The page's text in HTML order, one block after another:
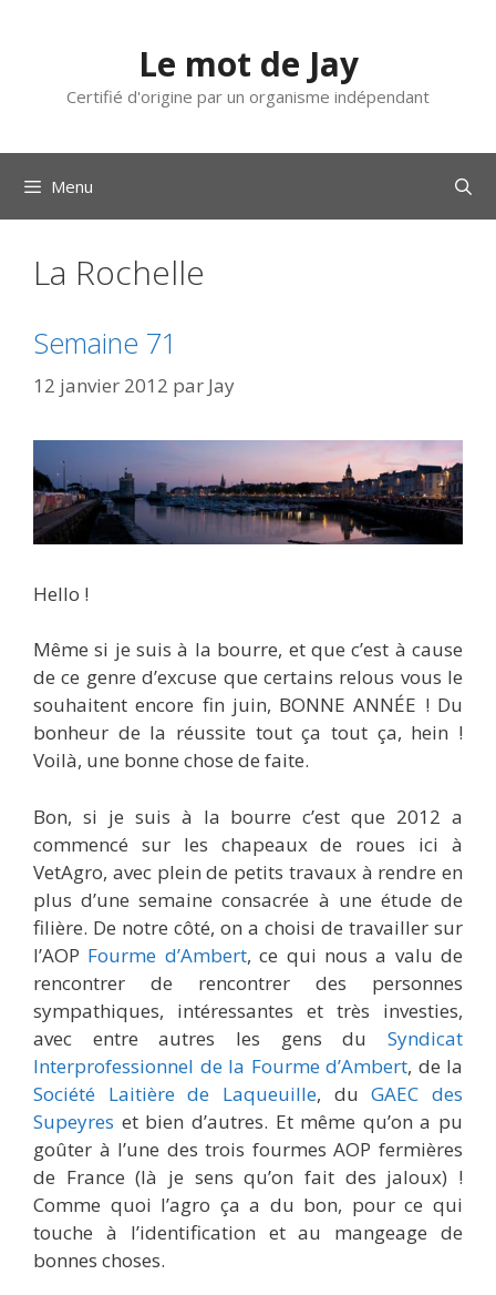
Le mot de Jay
Certifié d'origine par un organisme indépendant
Menu
La Rochelle
Semaine 71
12 janvier 2012 par Jay
Hello !
Même si je suis à la bourre, et que c’est à cause
de ce genre d’excuse que certains relous vous le
souhaitent encore fin juin, BONNE ANNÉE ! Du
bonheur de la réussite tout ça tout ça, hein !
Voilà, une bonne chose de faite.
Bon, si je suis à la bourre c’est que 2012 a
commencé sur les chapeaux de roues ici à
VetAgro, avec plein de petits travaux à rendre en
plus d’une semaine consacrée à une étude de
filière. De notre côté, on a choisi de travailler sur
l’AOP Fourme d’Ambert, ce qui nous a valu de
rencontrer de rencontrer des personnes
sympathiques, intéressantes et très investies,
avec entre autres les gens du Syndicat
Interprofessionnel de la Fourme d’Ambert, de la
Société Laitière de Laqueuille, duGAEC des
Supeyres et bien d’autres. Et même qu’on a pu
goûter à l’une des trois fourmes AOP fermières
de France (là je sens qu’on fait des jaloux) !
Comme quoi l’agro ça a du bon, pour ce qui
touche à l’identification et au mangeage de
bonnes choses.